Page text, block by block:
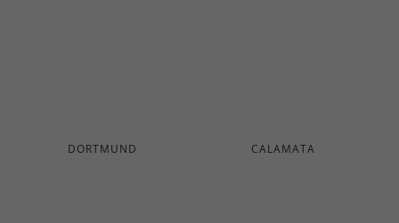
DORTMUND CALAMATA